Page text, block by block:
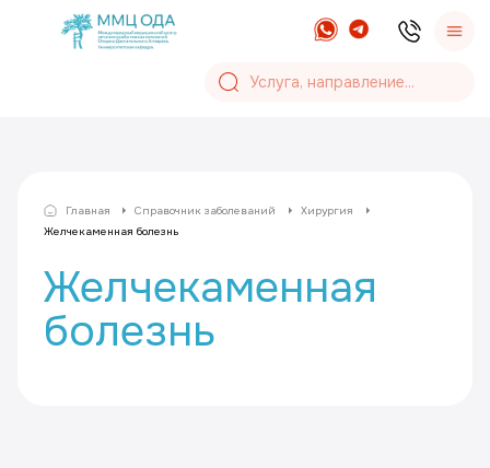
Главная Справочник заболеваний
Хирургия
Желчекаменная болезнь
Желчекаменная
болезнь